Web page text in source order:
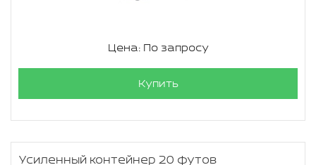
Цена: По запросу
Купить
Усиленный контейнер 20 футов